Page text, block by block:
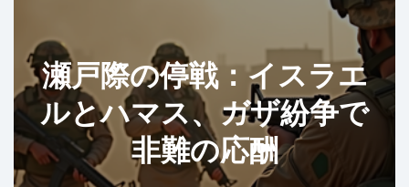
瀬戸際の停戦：イスラエ
ルとハマス、ガザ紛争で
非難の応酬